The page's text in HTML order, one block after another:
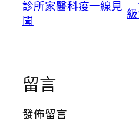
診所家醫科疫一線見
聞
留言
發佈留言